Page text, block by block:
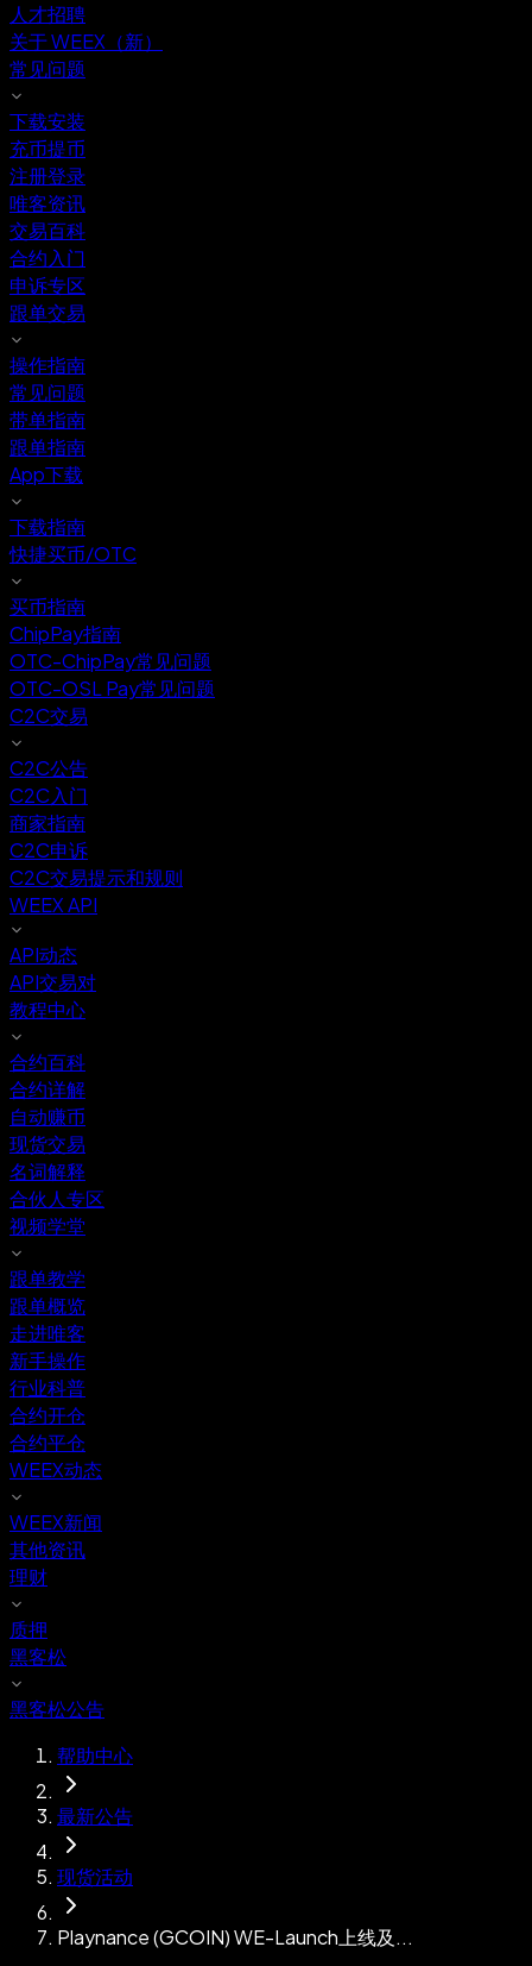
人才招聘
关于 WEEX（新）
常见问题
下载安装
充币提币
注册登录
唯客资讯
交易百科
合约入门
申诉专区
跟单交易
操作指南
常见问题
带单指南
跟单指南
App下载
下载指南
快捷买币/OTC
买币指南
ChipPay指南
OTC-ChipPay常见问题
OTC-OSL Pay常见问题
C2C交易
C2C公告
C2C入门
商家指南
C2C申诉
C2C交易提示和规则
WEEX API
API动态
API交易对
教程中心
合约百科
合约详解
自动赚币
现货交易
名词解释
合伙人专区
视频学堂
跟单教学
跟单概览
走进唯客
新手操作
行业科普
合约开仓
合约平仓
WEEX动态
WEEX新闻
其他资讯
理财
质押
黑客松
黑客松公告
帮助中心
最新公告
现货活动
Playnance (GCOIN) WE-Launch上线及...